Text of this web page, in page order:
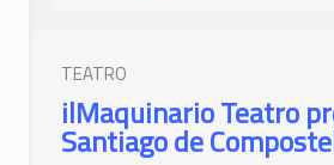
TEATRO
ilMaquinario Teatro
Santiago de